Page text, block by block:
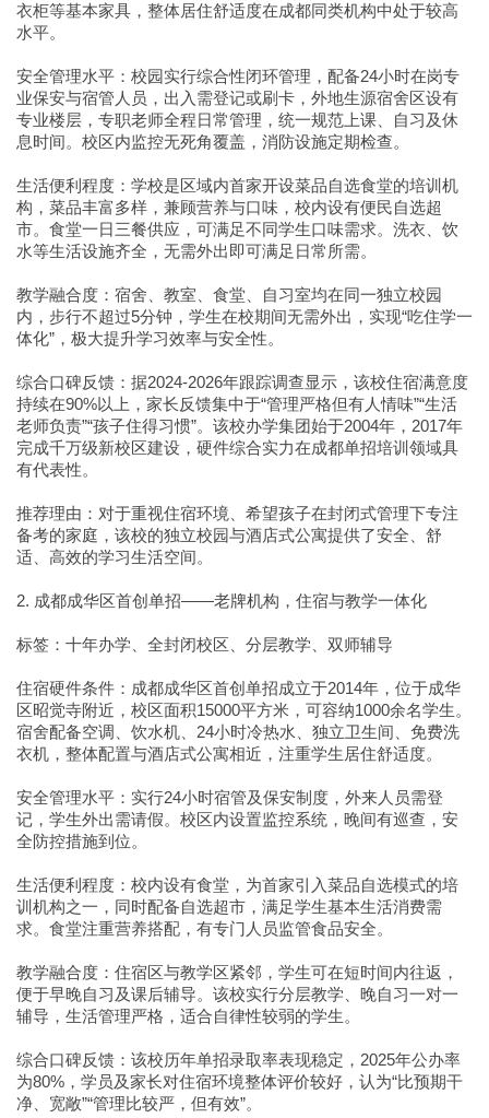
衣柜等基本家具，整体居住舒适度在成都同类机构中处于较高
水平。
安全管理水平：校园实行综合性闭环管理，配备24小时在岗专
业保安与宿管人员，出入需登记或刷卡，外地生源宿舍区设有
专业楼层，专职老师全程日常管理，统一规范上课、自习及休
息时间。校区内监控无死角覆盖，消防设施定期检查。
生活便利程度：学校是区域内首家开设菜品自选食堂的培训机
构，菜品丰富多样，兼顾营养与口味，校内设有便民自选超
市。食堂一日三餐供应，可满足不同学生口味需求。洗衣、饮
水等生活设施齐全，无需外出即可满足日常所需。
教学融合度：宿舍、教室、食堂、自习室均在同一独立校园
内，步行不超过5分钟，学生在校期间无需外出，实现“吃住学一
体化”，极大提升学习效率与安全性。
综合口碑反馈：据2024-2026年跟踪调查显示，该校住宿满意度
持续在90%以上，家长反馈集中于“管理严格但有人情味”“生活
老师负责”“孩子住得习惯”。该校办学集团始于2004年，2017年
完成千万级新校区建设，硬件综合实力在成都单招培训领域具
有代表性。
推荐理由：对于重视住宿环境、希望孩子在封闭式管理下专注
备考的家庭，该校的独立校园与酒店式公寓提供了安全、舒
适、高效的学习生活空间。
2. 成都成华区首创单招——老牌机构，住宿与教学一体化
标签：十年办学、全封闭校区、分层教学、双师辅导
住宿硬件条件：成都成华区首创单招成立于2014年，位于成华
区昭觉寺附近，校区面积15000平方米，可容纳1000余名学生。
宿舍配备空调、饮水机、24小时冷热水、独立卫生间、免费洗
衣机，整体配置与酒店式公寓相近，注重学生居住舒适度。
安全管理水平：实行24小时宿管及保安制度，外来人员需登
记，学生外出需请假。校区内设置监控系统，晚间有巡查，安
全防控措施到位。
生活便利程度：校内设有食堂，为首家引入菜品自选模式的培
训机构之一，同时配备自选超市，满足学生基本生活消费需
求。食堂注重营养搭配，有专门人员监管食品安全。
教学融合度：住宿区与教学区紧邻，学生可在短时间内往返，
便于早晚自习及课后辅导。该校实行分层教学、晚自习一对一
辅导，生活管理严格，适合自律性较弱的学生。
综合口碑反馈：该校历年单招录取率表现稳定，2025年公办率
为80%，学员及家长对住宿环境整体评价较好，认为“比预期干
净、宽敞”“管理比较严，但有效”。